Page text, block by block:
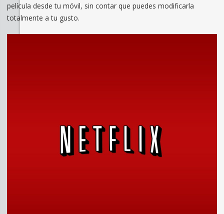
película desde tu móvil, sin contar que puedes modificarla
totalmente a tu gusto.